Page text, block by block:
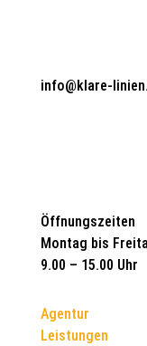
info@klare-
Öffnungszeiten
Montag bis
9.00 – 15.00 Uhr
Agentur
Leistungen